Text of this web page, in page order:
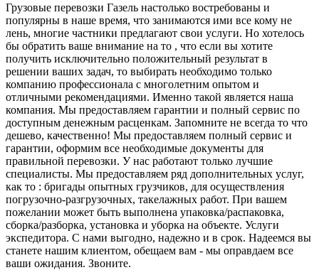
Грузовые перевозки Газель настолько востребованы и
популярны в наше время, что занимаются ими все кому не
лень, многие частники предлагают свои услуги. Но хотелось
бы обратить ваше внимание на то , что если вы хотите
получить исключительно положительный результат в
решении ваших задач, то выбирать необходимо только
компанию профессионала с многолетним опытом и
отличными рекомендациями. Именно такой является наша
компания. Мы предоставляем гарантии и полный сервис по
доступным денежным расценкам. Запомните не всегда то что
дешево, качественно! Мы предоставляем полный сервис и
гарантии, оформим все необходимые документы для
правильной перевозки. У нас работают только лучшие
специалисты. Мы предоставляем ряд дополнительных услуг,
как то : бригады опытных грузчиков, для осуществления
погрузочно-разгрузочных, такелажных работ. При вашем
пожелании может быть выполнена упаковка/распаковка,
сборка/разборка, установка и уборка на объекте. Услуги
экспедитора. С нами выгодно, надежно и в срок. Надеемся вы
станете нашим клиентом, обещаем вам - мы оправдаем все
ваши ожидания. Звоните.